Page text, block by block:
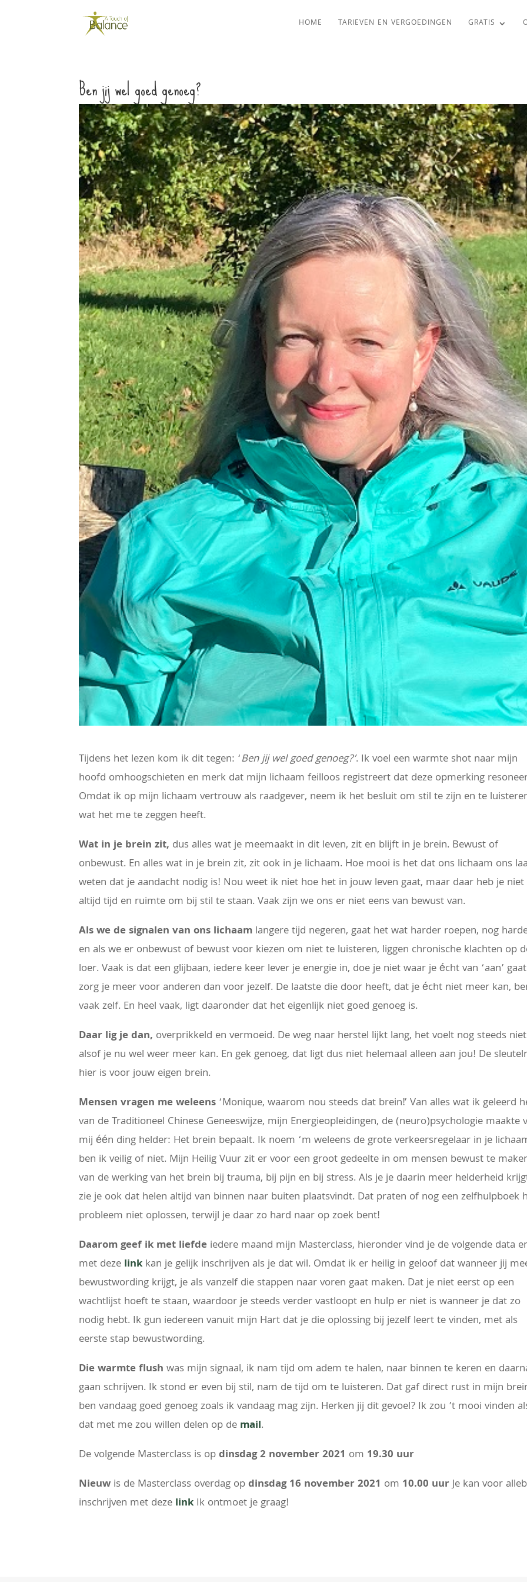
HOME TARIEVEN EN VERGOEDINGEN GRATIS
Ben jij wel goed genoeg?
Tijdens het lezen kom ik dit tegen: ‘Ben jij wel goed genoeg?’. Ik voel een warmte shot naar mijn
hoofd omhoogschieten en merk dat mijn lichaam feilloos registreert dat deze opmerking
Omdat ik op mijn lichaam vertrouw als raadgever, neem ik het besluit om stil te zijn en te
wat het me te zeggen heeft.
Wat in je brein zit, dus alles wat je meemaakt in dit leven, zit en blijft in je brein. Bewust of
onbewust. En alles wat in je brein zit, zit ook in je lichaam. Hoe mooi is het dat ons lichaam ons
weten dat je aandacht nodig is! Nou weet ik niet hoe het in jouw leven gaat, maar daar heb je niet
altijd tijd en ruimte om bij stil te staan. Vaak zijn we ons er niet eens van bewust van.
Als we de signalen van ons lichaam langere tijd negeren, gaat het wat harder roepen, nog
en als we er onbewust of bewust voor kiezen om niet te luisteren, liggen chronische klachten op
loer. Vaak is dat een glijbaan, iedere keer lever je energie in, doe je niet waar je écht van ‘aan’
zorg je meer voor anderen dan voor jezelf. De laatste die door heeft, dat je écht niet meer kan,
vaak zelf. En heel vaak, ligt daaronder dat het eigenlijk niet goed genoeg is.
Daar lig je dan, overprikkeld en vermoeid. De weg naar herstel lijkt lang, het voelt nog steeds niet
alsof je nu wel weer meer kan. En gek genoeg, dat ligt dus niet helemaal alleen aan jou! De
hier is voor jouw eigen brein.
Mensen vragen me weleens ‘Monique, waarom nou steeds dat brein!’ Van alles wat ik geleerd
van de Traditioneel Chinese Geneeswijze, mijn Energieopleidingen, de (neuro)psychologie maakte
mij één ding helder: Het brein bepaalt. Ik noem ‘m weleens de grote verkeersregelaar in je
ben ik veilig of niet. Mijn Heilig Vuur zit er voor een groot gedeelte in om mensen bewust te
van de werking van het brein bij trauma, bij pijn en bij stress. Als je je daarin meer helderheid
zie je ook dat helen altijd van binnen naar buiten plaatsvindt. Dat praten of nog een zelfhulpboek
probleem niet oplossen, terwijl je daar zo hard naar op zoek bent!
Daarom geef ik met liefde iedere maand mijn Masterclass, hieronder vind je de volgende data
met deze link kan je gelijk inschrijven als je dat wil. Omdat ik er heilig in geloof dat wanneer jij
bewustwording krijgt, je als vanzelf die stappen naar voren gaat maken. Dat je niet eerst op een
wachtlijst hoeft te staan, waardoor je steeds verder vastloopt en hulp er niet is wanneer je dat zo
nodig hebt. Ik gun iedereen vanuit mijn Hart dat je die oplossing bij jezelf leert te vinden, met als
eerste stap bewustwording.
Die warmte flush was mijn signaal, ik nam tijd om adem te halen, naar binnen te keren en
gaan schrijven. Ik stond er even bij stil, nam de tijd om te luisteren. Dat gaf direct rust in mijn
ben vandaag goed genoeg zoals ik vandaag mag zijn. Herken jij dit gevoel? Ik zou ’t mooi vinden
dat met me zou willen delen op de mail.
De volgende Masterclass is opdinsdag 2 november 2021 om 19.30 uur
Nieuw is de Masterclass overdag opdinsdag 16 november 2021 om 10.00 uurJe kan voor
inschrijven met deze link Ik ontmoet je graag!